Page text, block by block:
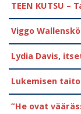
TEEN KUTSU
Viggo
Lydia Davis,
Lukemisen
”He ovat